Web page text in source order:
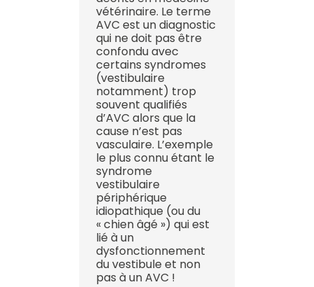
vétérinaire. Le terme
AVC est un diagnostic
qui ne doit pas être
confondu avec
certains syndromes
(vestibulaire
notamment) trop
souvent qualifiés
d’AVC alors que la
cause n’est pas
vasculaire. L’exemple
le plus connu étant le
syndrome
vestibulaire
périphérique
idiopathique (ou du
« chien âgé ») qui est
lié à un
dysfonctionnement
du vestibule et non
pas à un AVC !